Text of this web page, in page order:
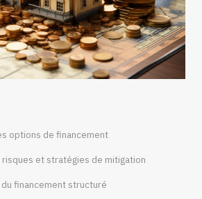
options de financement
risques et stratégies de mitigation
du financement structuré